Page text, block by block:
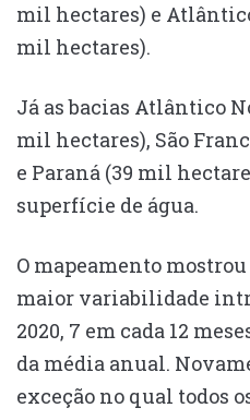
mil hectares) e
mil hectares).
Já as bacias Atlântico
mil hectares), São
e Paraná (39 mil
superfície de água.
O mapeamento
maior variabilidade
2020, 7 em cada 12
da média anual.
exceção no qual todos